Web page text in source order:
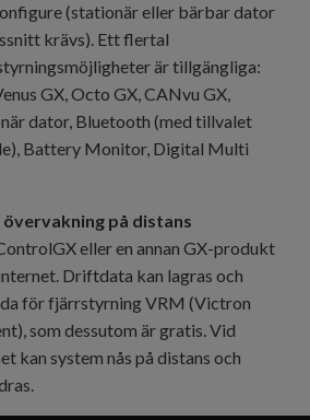
(stationär eller bärbar dator
krävs). Ett flertal
är tillgängliga:
GX, Octo GX, CANvu GX,
dator, Bluetooth (med tillvalet
Battery Monitor, Digital Multi
på distans
eller en annan GX-produkt
Driftdata kan lagras och
för fjärrstyrning VRM (Victron
som dessutom är gratis. Vid
kan system nås på distans och